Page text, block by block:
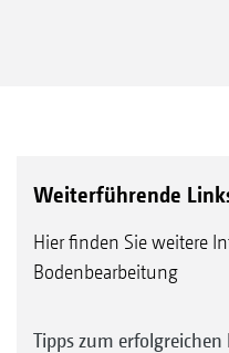
Weiterführende
Hier finden Sie weitere
Bodenbearbeitung
Tipps zum erfolgreichen